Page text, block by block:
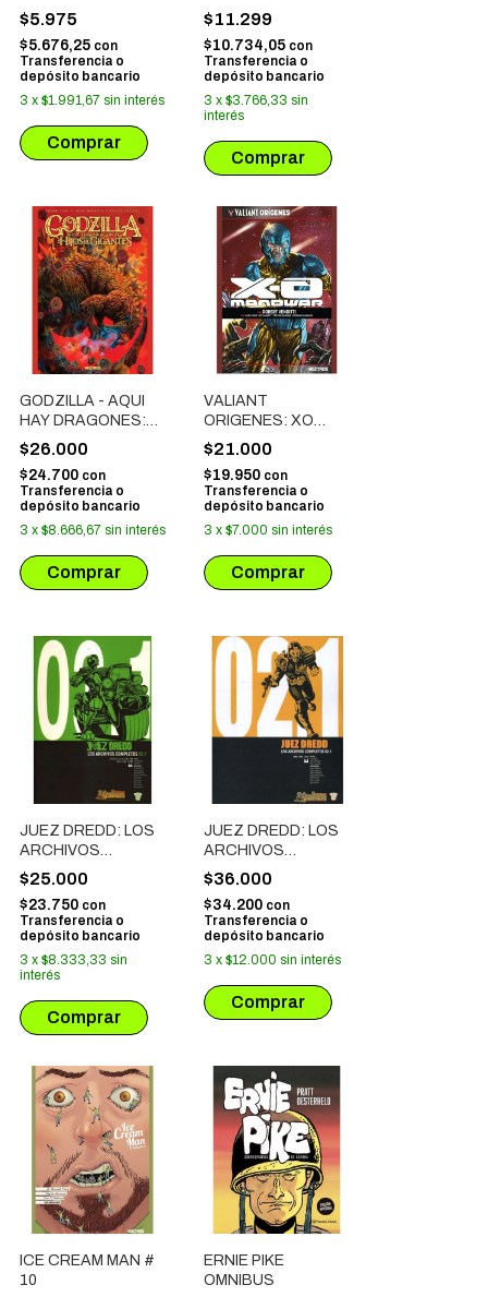
RAAM # 02
$5.975
$5.676,25 con
Transferencia o
depósito bancario
3 x $1.991,67 sin interés
BRECHA # 03
$11.299
$10.734,05 con
Transferencia o
depósito bancario
3 x $3.766,33 sin
interés
GODZILLA - AQUI
HAY DRAGONES:
HIJOS DE
GIGANTES
$26.000
$24.700 con
Transferencia o
depósito bancario
3 x $8.666,67 sin interés
VALIANT
ORIGENES: XO
MANOWAR
$21.000
$19.950 con
Transferencia o
depósito bancario
3 x $7.000 sin interés
JUEZ DREDD: LOS
ARCHIVOS
COMPLETOS 03.1 -
03.2
$25.000
$23.750 con
Transferencia o
depósito bancario
3 x $8.333,33 sin
interés
JUEZ DREDD: LOS
ARCHIVOS
COMPLETOS 02.1 -
02.2 - 02.3
$36.000
$34.200 con
Transferencia o
depósito bancario
3 x $12.000 sin interés
ICE CREAM MAN #
10
ERNIE PIKE
OMNIBUS